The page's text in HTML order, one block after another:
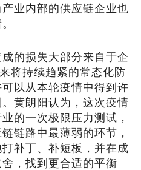
业内部的供应链企业也
损失大部分来自于企
将持续趋紧的常态化防
以从本轮疫情中得到许
黄朗阳认为，这次疫情
的一次极限压力测试，
链路中最薄弱的环节，
补丁、补短板，并在成
，找到更合适的平衡